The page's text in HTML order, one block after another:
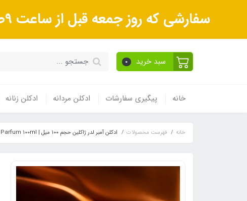
سفارشی که روز جمعه قبل از ساعت 9صبح ثبت می‌کنید روز شنبه و بعداز آن روز یکشنبه ارسال می‌شوند.
سبد خرید 0
خانه پیگیری سفارشات ادکلن مردانه ادکلن زنانه
خانه فهرست محصولات ادکلن آمبر لدر ژاکلین حجم ۱۰۰ میل | Amber & Lather Jaclin Eau de Parfum 100ml